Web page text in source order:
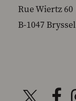
Rue Wiertz 60
B-1047 Bryssel